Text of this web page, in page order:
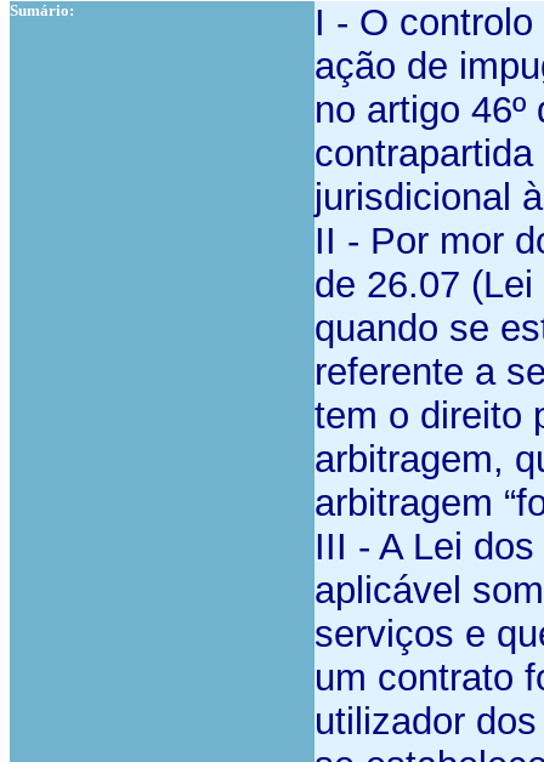
Sumário:
I - O
ação de
no artigo 46º
jurisdicional
II - Por mor
de 26.07
quando se
referente a
tem o direito
arbitragem,
arbitragem
III - A Lei
aplicável
serviços e
um contrato
utilizador